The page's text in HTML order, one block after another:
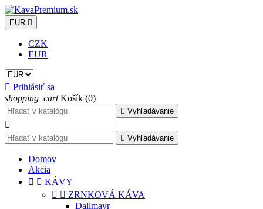
EUR 
CZK
EUR
 Prihlásiť sa
shopping_cart Košík (0)
 Vyhľadávanie

 Vyhľadávanie
Domov
Akcia
  KÁVY
  ZRNKOVÁ KÁVA
Dallmayr